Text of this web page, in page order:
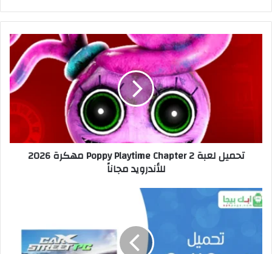
تحميل لعبة Poppy Playtime Chapter 2 مهكرة 2026
للأندرويد مجاناً